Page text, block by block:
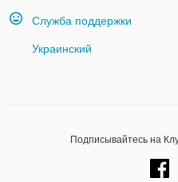
Служба поддержки
Украинский
Подписывайтесь на